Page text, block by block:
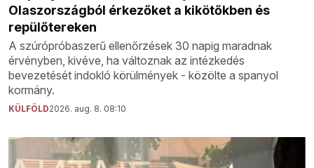
Olaszországból érkezőket a kikötőkben és
repülőtereken
A szúrópróbaszerű ellenőrzések 30 napig maradnak
érvényben, kivéve, ha változnak az intézkedés
bevezetését indokló körülmények - közölte a spanyol
kormány.
KÜLFÖLD2026. aug. 8. 08:10